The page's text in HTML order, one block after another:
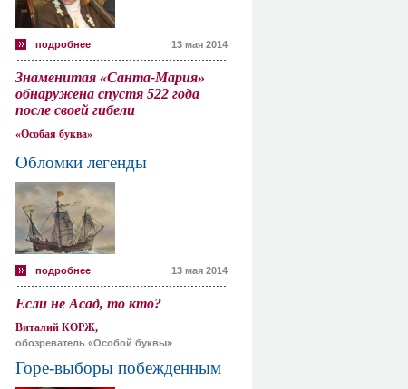
подробнее 13 мая 2014
Знаменитая «Санта-Мария»
обнаружена спустя 522 года
после своей гибели
«Особая буква»
Обломки легенды
подробнее 13 мая 2014
Если не Асад, то кто?
Виталий КОРЖ,
обозреватель «Особой буквы»
Горе-выборы побежденным